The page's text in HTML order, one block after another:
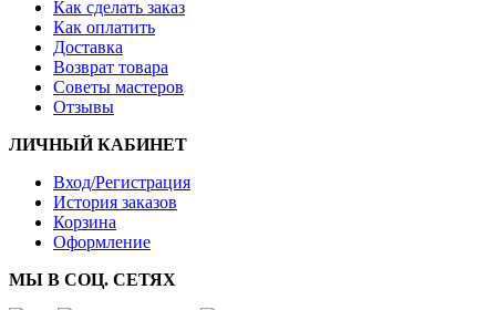
Как сделать заказ
Как оплатить
Доставка
Возврат товара
Советы мастеров
Отзывы
ЛИЧНЫЙ КАБИНЕТ
Вход/Регистрация
История заказов
Корзина
Оформление
МЫ В СОЦ. СЕТЯХ